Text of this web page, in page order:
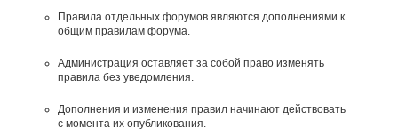
Правила отдельных форумов являются дополнениями к
общим правилам форума.
Администрация оставляет за собой право изменять
правила без уведомления.
Дополнения и изменения правил начинают действовать
с момента их опубликования.